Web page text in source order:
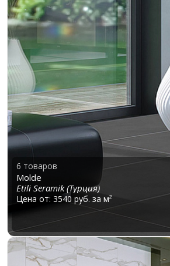
6 товаров
Molde
Etili Seramik (Турция)
Цена от: 3540 руб. за м²